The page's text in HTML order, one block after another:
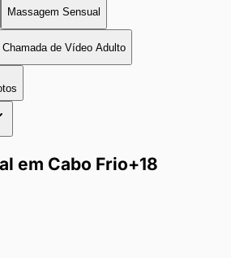
Massagem Sensual
Chamada de Vídeo Adulto
em Cabo Frio+18